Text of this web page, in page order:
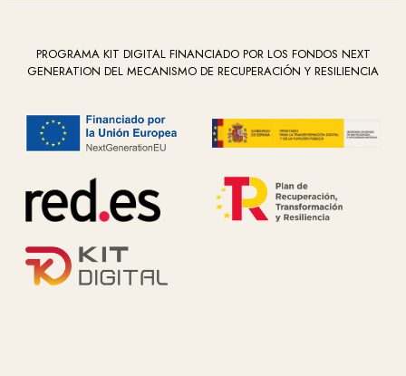
PROGRAMA KIT DIGITAL FINANCIADO POR LOS FONDOS NEXT
GENERATION DEL MECANISMO DE RECUPERACIÓN Y RESILIENCIA